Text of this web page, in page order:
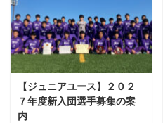
【ジュニアユース】２０２
７年度新入団選手募集の案
内